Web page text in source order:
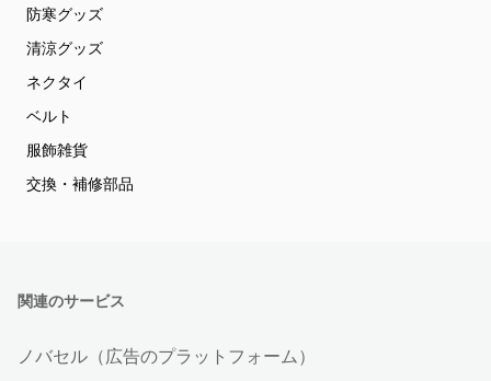
防寒グッズ
清涼グッズ
ネクタイ
ベルト
服飾雑貨
交換・補修部品
関連のサービス
ノバセル（広告のプラットフォーム）